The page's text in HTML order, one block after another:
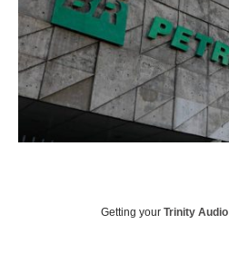
Getting your Trinity Audio